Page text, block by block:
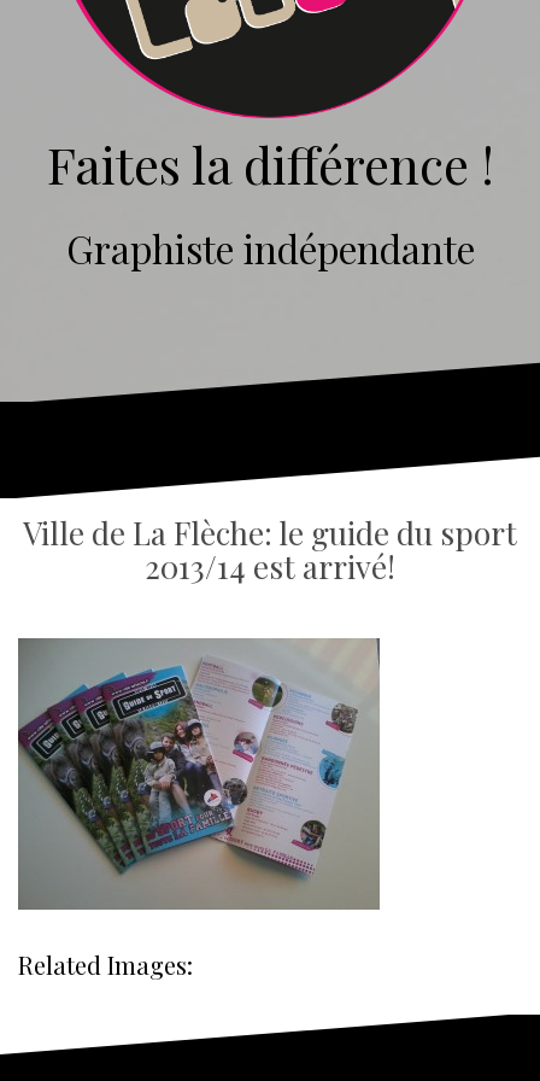
Faites la différence !
Graphiste indépendante
Ville de La Flèche: le guide du sport
2013/14 est arrivé!
Related Images: